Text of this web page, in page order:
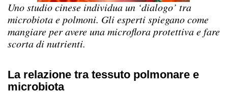
Uno studio cinese individua un ‘dialogo’ tra
microbiota e polmoni. Gli esperti spiegano come
mangiare per avere una microflora protettiva e fare
scorta di nutrienti.
La relazione tra tessuto polmonare e
microbiota